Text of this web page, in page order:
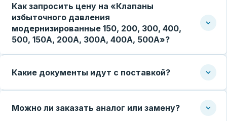
Как запросить цену на «Клапаны
избыточного давления
модернизированные 150, 200, 300, 400,
500, 150А, 200А, 300А, 400А, 500А»?
Какие документы идут с поставкой?
Можно ли заказать аналог или замену?